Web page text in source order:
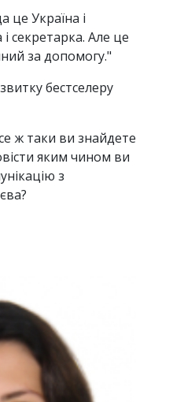
це Україна і
секретарка. Але це
за допомогу."
бестселеру
ж таки ви знайдете
яким чином ви
з